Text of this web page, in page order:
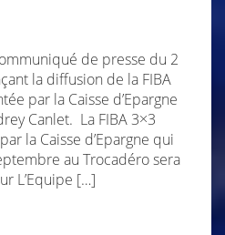
de presse du 2
la diffusion de la FIBA
par la Caisse d’Epargne
Canlet. La FIBA 3×3
la Caisse d’Epargne qui
au Trocadéro sera
L’Equipe […]